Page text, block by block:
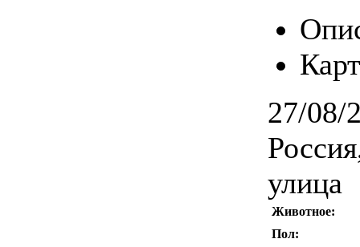
27/08/
улица
Животное:
Пол: